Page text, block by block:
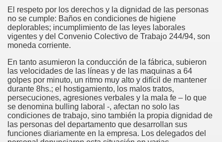
El respeto por los derechos y la dignidad de las personas
no se cumple: Baños en condiciones de higiene
deplorables; incumplimiento de las leyes laborales
vigentes y del Convenio Colectivo de Trabajo 244/94, son
moneda corriente.
En tanto asumieron la conducción de la fábrica, subieron
las velocidades de las líneas y de las maquinas a 64
golpes por minuto, un ritmo muy alto y difícil de mantener
durante 8hs.; el hostigamiento, los malos tratos,
persecuciones, agresiones verbales y la mala fe – lo que
se denomina bulling laboral -, afectan no solo las
condiciones de trabajo, sino también la propia dignidad de
las personas del departamento que desarrollan sus
funciones diariamente en la empresa. Los delegados del